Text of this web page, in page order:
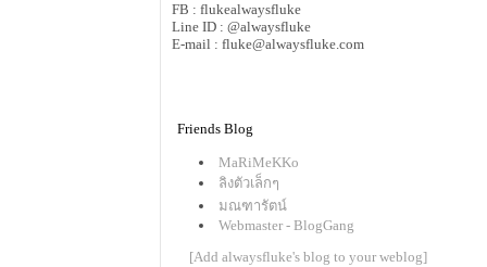
FB : flukealwaysfluke
Line ID : @alwaysfluke
E-mail : fluke@alwaysfluke.com
Friends Blog
MaRiMeKKo
ลิงตัวเล็กๆ
มณฑารัตน์
Webmaster - BlogGang
[Add alwaysfluke's blog to your weblog]